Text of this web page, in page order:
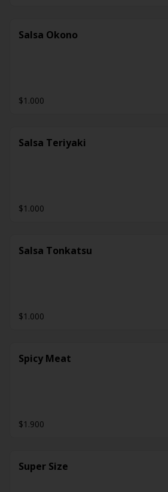
Salsa Okono
$1.000
Salsa Teriyaki
$1.000
Salsa Tonkatsu
$1.000
Spicy Meat
$1.900
Super Size